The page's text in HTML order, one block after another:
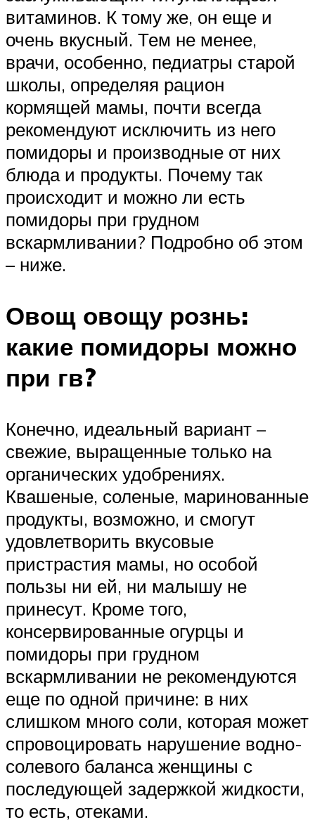
витаминов. К тому же, он еще и
очень вкусный. Тем не менее,
врачи, особенно, педиатры старой
школы, определяя рацион
кормящей мамы, почти всегда
рекомендуют исключить из него
помидоры и производные от них
блюда и продукты. Почему так
происходит и можно ли есть
помидоры при грудном
вскармливании? Подробно об этом
– ниже.
Овощ овощу рознь:
какие помидоры можно
при гв?
Конечно, идеальный вариант –
свежие, выращенные только на
органических удобрениях.
Квашеные, соленые, маринованные
продукты, возможно, и смогут
удовлетворить вкусовые
пристрастия мамы, но особой
пользы ни ей, ни малышу не
принесут. Кроме того,
консервированные огурцы и
помидоры при грудном
вскармливании не рекомендуются
еще по одной причине: в них
слишком много соли, которая может
спровоцировать нарушение водно-
солевого баланса женщины с
последующей задержкой жидкости,
то есть, отеками.